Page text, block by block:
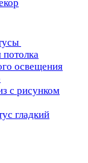
потолка
освещения
с рисунком
гладкий